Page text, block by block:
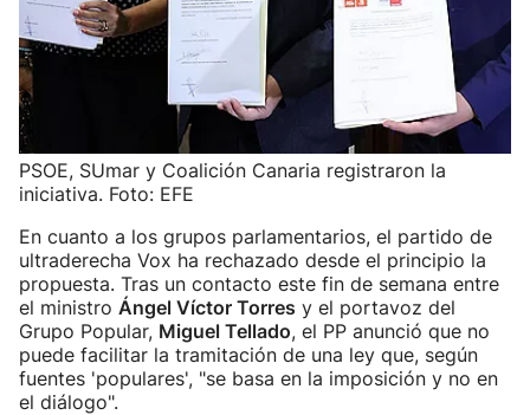
PSOE, SUmar y Coalición Canaria registraron la
iniciativa. Foto: EFE
En cuanto a los grupos parlamentarios, el partido de
ultraderecha Vox ha rechazado desde el principio la
propuesta. Tras un contacto este fin de semana entre
el ministro Ángel Víctor Torres y el portavoz del
Grupo Popular, Miguel Tellado, el PP anunció que no
puede facilitar la tramitación de una ley que, según
fuentes 'populares', "se basa en la imposición y no en
el diálogo".